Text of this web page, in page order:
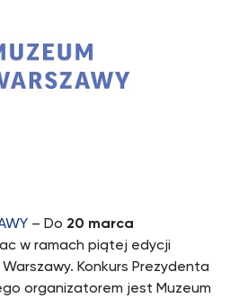
– Do 20 marca
w ramach piątej edycji
Konkurs Prezydenta
organizatorem jest Muzeum